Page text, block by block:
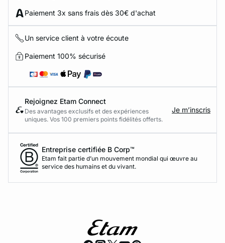
Paiement 3x sans frais dès 30€ d'achat
Un service client à votre écoute
Paiement 100% sécurisé
Rejoignez Etam Connect
Des avantages exclusifs et des expériences
uniques. Vos 100 premiers points fidélités offerts.
Je m’inscris
Entreprise certifiée B Corp™
Etam fait partie d’un mouvement mondial qui œuvre au
service des humains et du vivant.